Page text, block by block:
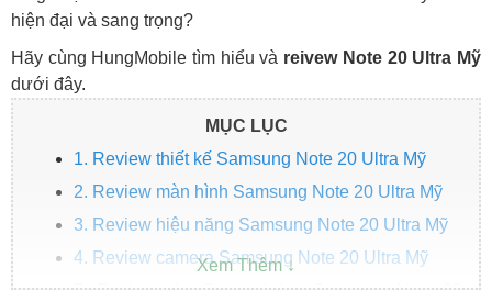
hiện đại và sang trọng?
Hãy cùng HungMobile tìm hiểu và reivew Note 20 Ultra Mỹ
dưới đây.
MỤC LỤC
1. Review thiết kế Samsung Note 20 Ultra Mỹ
2. Review màn hình Samsung Note 20 Ultra Mỹ
3. Review hiệu năng Samsung Note 20 Ultra Mỹ
4. Review camera Samsung Note 20 Ultra Mỹ
5. Review pin, Spen và loa Samsung Note 20